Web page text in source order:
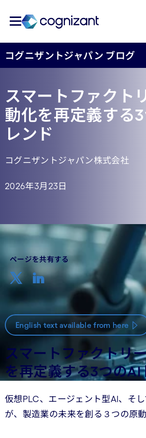
コグニザントジャパン ブログ
スマートファクト
動化を再定義する3
レンド
コグニザントジャパン株式会社
2026年3月23日
ページを共有する
English text available from here
スマートファクトリ
を再定義する3つのAI
仮想PLC、エージェント型AI、そ
が、製造業の未来を創る３つの原動